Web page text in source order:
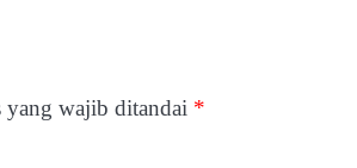
yang wajib ditandai *